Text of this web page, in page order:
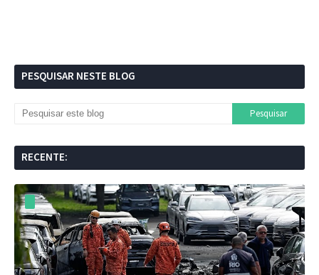
PESQUISAR NESTE BLOG
RECENTE: